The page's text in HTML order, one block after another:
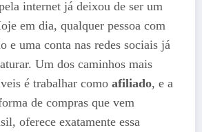
internet já deixou de ser um
em dia, qualquer pessoa com
e uma conta nas redes sociais já
Um dos caminhos mais
é trabalhar como afiliado, e a
de compras que vem
oferece exatamente essa